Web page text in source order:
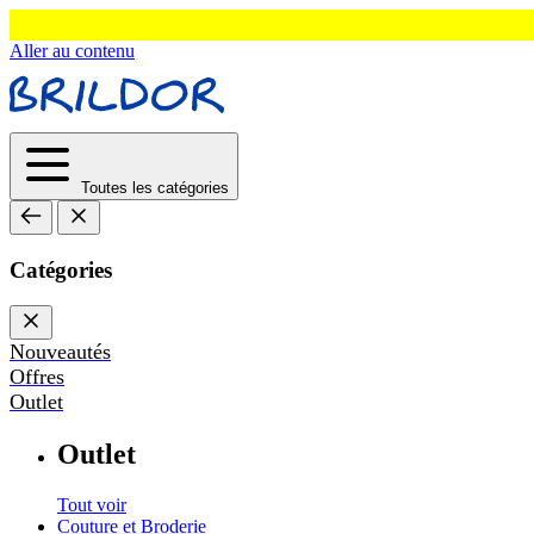
Aller au contenu
Toutes les catégories
Catégories
Nouveautés
Offres
Outlet
Outlet
Tout voir
Couture et Broderie